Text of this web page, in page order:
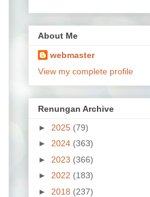
About Me
webmaster
View my complete profile
Renungan Archive
► 2025 (79)
► 2024 (363)
► 2023 (366)
► 2022 (183)
► 2018 (237)